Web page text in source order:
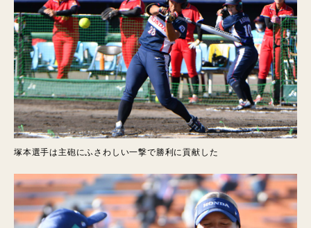
塚本選手は主砲にふさわしい一撃で勝利に貢献した